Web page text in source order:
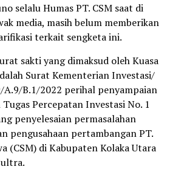
selalu Humas PT. CSM saat di
media, masih belum memberikan
terkait sengketa ini.
sakti yang dimaksud oleh Kuasa
Surat Kementerian Investasi/
A.9/B.1/2022 perihal penyampaian
Percepatan Investasi No. 1
penyelesaian permasalahan
pengusahaan pertambangan PT.
(CSM) di Kabupaten Kolaka Utara